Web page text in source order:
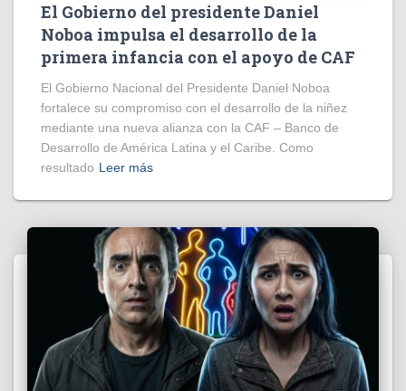
El Gobierno del presidente Daniel
Noboa impulsa el desarrollo de la
primera infancia con el apoyo de CAF
El Gobierno Nacional del Presidente Daniel Noboa
fortalece su compromiso con el desarrollo de la niñez
mediante una nueva alianza con la CAF – Banco de
Desarrollo de América Latina y el Caribe. Como
resultado Leer más